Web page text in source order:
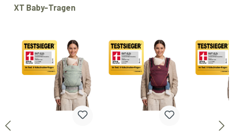
Produktgalerie überspringen
XT Baby-Tragen